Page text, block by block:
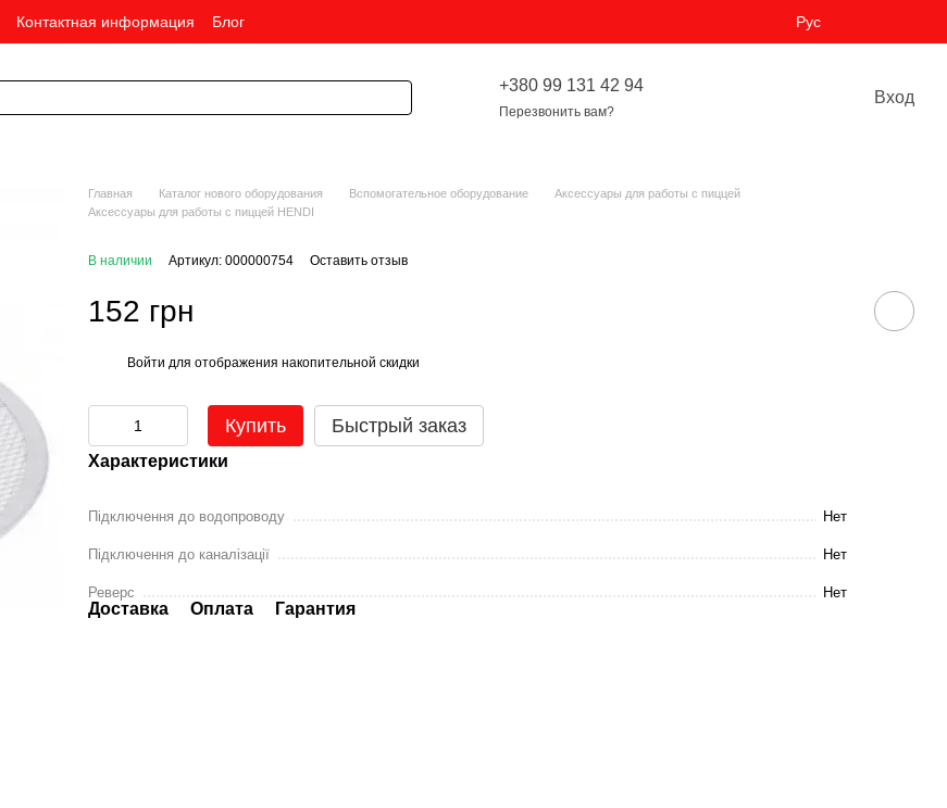
Контактная информация Блог Рус
+380 99 131 42 94
Перезвонить вам?
Вход
Главная Каталог нового оборудования Вспомогательное оборудование
Аксессуары для работы с пиццей
Аксессуары для работы с пиццей HENDI
В наличии Артикул: 000000754 Оставить отзыв
152 грн
Войти для отображения накопительной скидки
Купить Быстрый заказ
Характеристики
Підключення до водопроводу Нет
Підключення до каналізації Нет
Реверс Нет
Доставка Оплата Гарантия